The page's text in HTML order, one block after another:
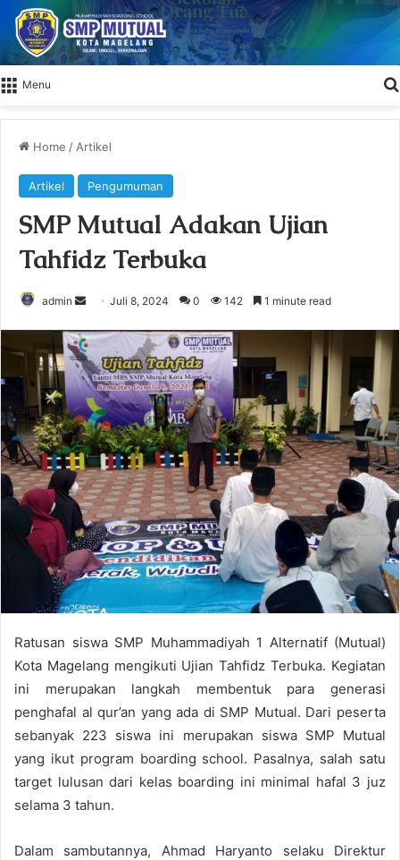
Menu
Home / Artikel
Artikel Pengumuman
SMP Mutual Adakan Ujian
Tahfidz Terbuka
admin
n
d
a
n
e
m
a
i
l
Juli 8, 2024 0 142 1 minute read
Ratusan siswa SMP Muhammadiyah 1 Alternatif (Mutual)
Kota Magelang mengikuti Ujian Tahfidz Terbuka. Kegiatan
ini merupakan langkah membentuk para generasi
penghafal al qur’an yang ada di SMP Mutual. Dari peserta
sebanyak 223 siswa ini merupakan siswa SMP Mutual
yang ikut program boarding school. Pasalnya, salah satu
target lulusan dari kelas boarding ini minimal hafal 3 juz
selama 3 tahun.
Dalam sambutannya, Ahmad Haryanto selaku Direktur